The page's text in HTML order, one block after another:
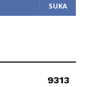
SUKA
9313